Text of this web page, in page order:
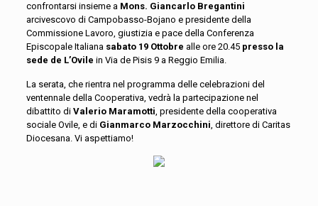
confrontarsi insieme a Mons. Giancarlo Bregantini
arcivescovo di Campobasso-Bojano e presidente della
Commissione Lavoro, giustizia e pace della Conferenza
Episcopale Italiana sabato 19 Ottobre alle ore 20.45 presso la
sede de L’Ovile in Via de Pisis 9 a Reggio Emilia.
La serata, che rientra nel programma delle celebrazioni del
ventennale della Cooperativa, vedrà la partecipazione nel
dibattito di Valerio Maramotti, presidente della cooperativa
sociale Ovile, e di Gianmarco Marzocchini, direttore di Caritas
Diocesana. Vi aspettiamo!